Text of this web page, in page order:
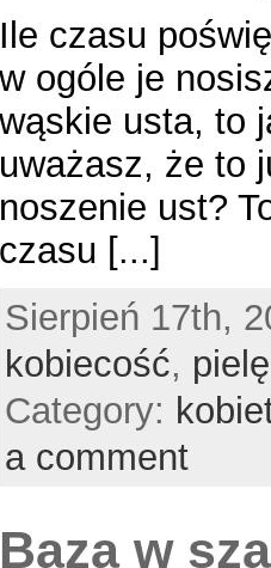
Ile czasu
w ogóle je
wąskie usta, to
uważasz, że to
noszenie ust?
czasu [...]
Sierpień 17th,
kobiecość,
Category:
a comment
Baza w